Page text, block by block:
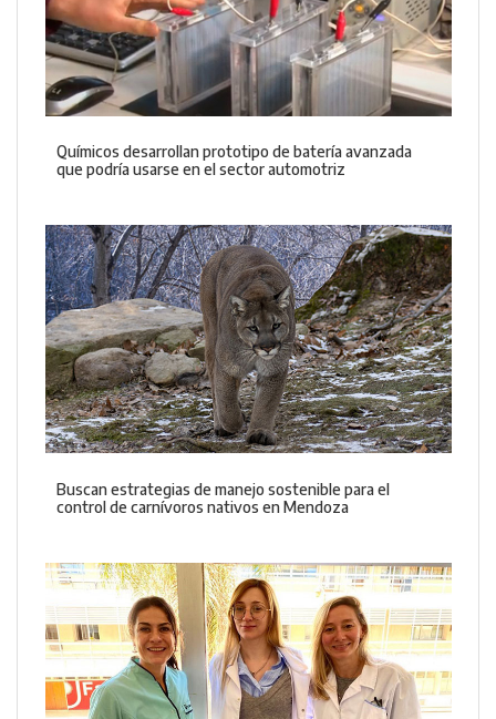
Químicos desarrollan prototipo de batería avanzada
que podría usarse en el sector automotriz
Buscan estrategias de manejo sostenible para el
control de carnívoros nativos en Mendoza